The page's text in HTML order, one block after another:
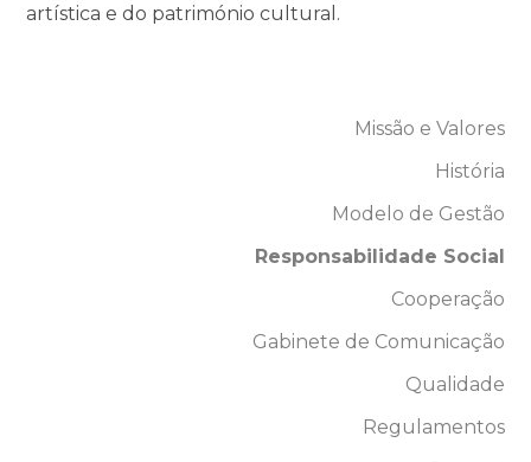
artística e do património cultural.
Missão e Valores
História
Modelo de Gestão
Responsabilidade Social
Cooperação
Gabinete de Comunicação
Qualidade
Regulamentos